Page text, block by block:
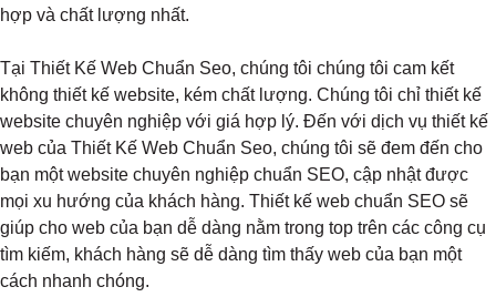
hợp và chất lượng nhất.
Tại Thiết Kế Web Chuẩn Seo, chúng tôi chúng tôi cam kết
không thiết kế website, kém chất lượng. Chúng tôi chỉ thiết kế
website chuyên nghiệp với giá hợp lý. Đến với dịch vụ thiết kế
web của Thiết Kế Web Chuẩn Seo, chúng tôi sẽ đem đến cho
bạn một website chuyên nghiệp chuẩn SEO, cập nhật được
mọi xu hướng của khách hàng. Thiết kế web chuẩn SEO sẽ
giúp cho web của bạn dễ dàng nằm trong top trên các công cụ
tìm kiếm, khách hàng sẽ dễ dàng tìm thấy web của bạn một
cách nhanh chóng.